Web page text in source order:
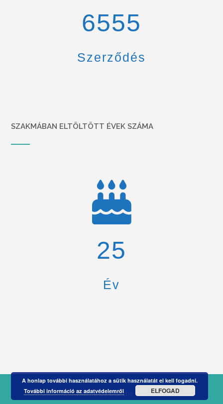
6900
Szerződés
SZAKMÁBAN ELTÖLTÖTT ÉVEK SZÁMA
26
Év
Theme byOut the Box
A honlap további használatához a sütik használatát el kell fogadni.
További információ az adatvédelemről
ELFOGAD